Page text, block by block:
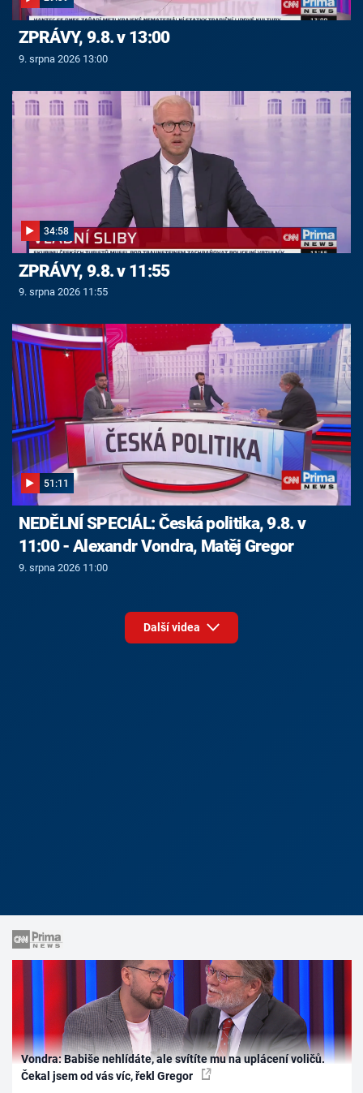
ZPRÁVY, 9.8. v 13:00
9. srpna 2026 13:00
34:58
ZPRÁVY, 9.8. v 11:55
9. srpna 2026 11:55
51:11
NEDĚLNÍ SPECIÁL: Česká politika, 9.8. v
11:00 - Alexandr Vondra, Matěj Gregor
9. srpna 2026 11:00
Další videa
Vondra: Babiše nehlídáte, ale svítíte mu na uplácení voličů.
Čekal jsem od vás víc, řekl Gregor